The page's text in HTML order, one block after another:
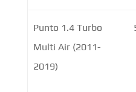
Punto 1.4 Turbo
Multi Air (2011-
2019)